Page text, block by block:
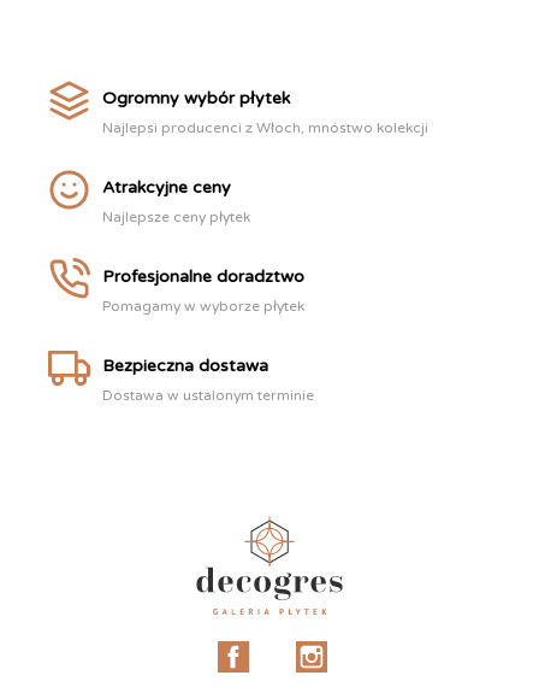
Ogromny wybór płytek
Najlepsi producenci z Włoch, mnóstwo kolekcji
Atrakcyjne ceny
Najlepsze ceny płytek
Profesjonalne doradztwo
Pomagamy w wyborze płytek
Bezpieczna dostawa
Dostawa w ustalonym terminie
Facebook